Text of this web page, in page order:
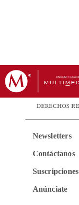
DERECHOS
Newsletters
Contáctanos
Suscripciones
Anúnciate